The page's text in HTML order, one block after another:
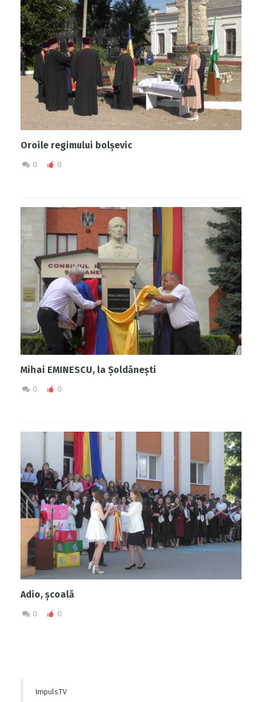
Oroile regimului bolșevic
0 0
Mihai EMINESCU, la Șoldănești
0 0
Adio, școală
0 0
ImpulsTV